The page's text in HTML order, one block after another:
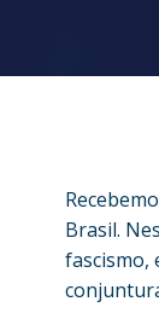
Brasil.
fascismo,